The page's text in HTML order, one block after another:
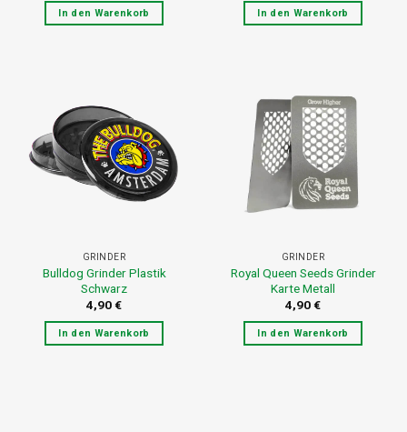
In den Warenkorb In den Warenkorb
GRINDER
Bulldog Grinder Plastik
Schwarz
4,90€
In den Warenkorb
GRINDER
Royal Queen Seeds Grinder
Karte Metall
4,90€
In den Warenkorb